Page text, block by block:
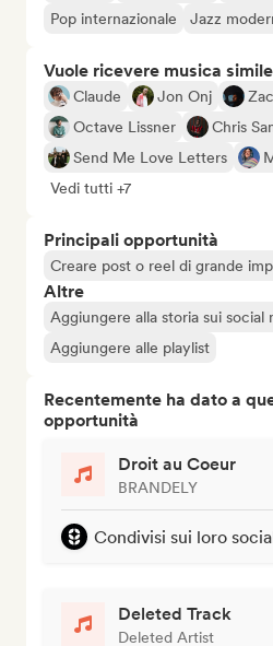
Pop internazionale
Jazz
Vuole ricevere musica
Claude Jon Onj
Octave Lissner
Chris
Send Me Love Letters
Vedi tutti +7
Principali opportunità
Creare post o reel di grande
Altre
Aggiungere alla storia sui social
Aggiungere alle playlist
Recentemente ha dato a
opportunità
Droit au Coeur
BRANDELY
Condivisi sui loro
Deleted Track
Deleted Artist